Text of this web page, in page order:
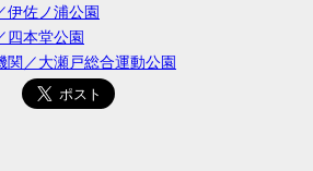
佐ノ浦公園
本堂公園
／大瀬戸総合運動公園